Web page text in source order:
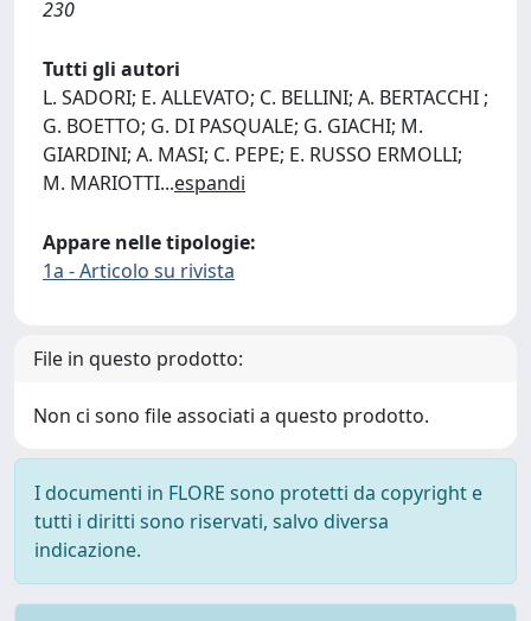
230
Tutti gli autori
L. SADORI; E. ALLEVATO; C. BELLINI; A. BERTACCHI ;
G. BOETTO; G. DI PASQUALE; G. GIACHI; M.
GIARDINI; A. MASI; C. PEPE; E. RUSSO ERMOLLI;
M. MARIOTTI...espandi
Appare nelle tipologie:
1a - Articolo su rivista
File in questo prodotto:
Non ci sono file associati a questo prodotto.
I documenti in FLORE sono protetti da copyright e
tutti i diritti sono riservati, salvo diversa
indicazione.